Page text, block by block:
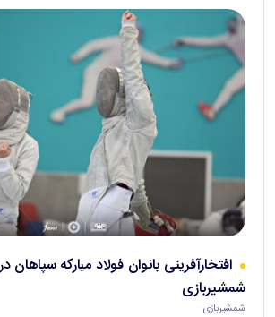
افتخارآفرینی بانوان فولاد مبارکه سپاهان
شمشیربازی
شمشیربازی